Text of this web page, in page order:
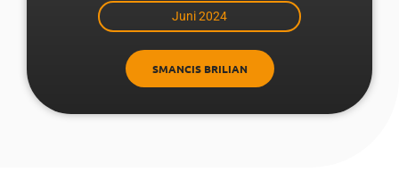
Juni 2024
SMANCIS BRILIAN